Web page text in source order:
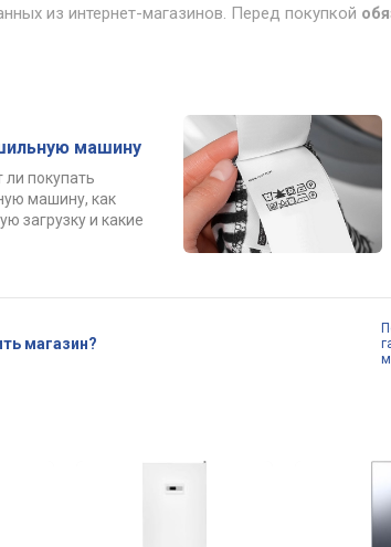
из интернет-магазинов. Перед покупкой
машину
ли покупать
машину, как
загрузку и какие
магазин?